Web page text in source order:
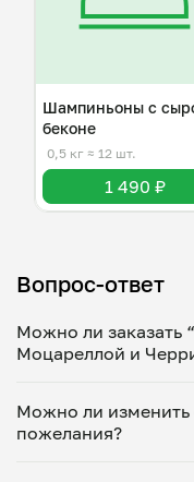
Шампиньоны с
беконе
0,5 кг ≈ 12 шт.
1 490 ₽
Вопрос-ответ
Можно ли заказать
Моцареллой и
Укажите удобное
домашнее блюдо в
Можно ли изменить
пожелания?